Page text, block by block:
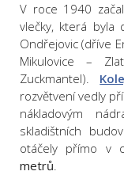
V roce 1940
vlečky, která byla
Ondřejovic (dříve
Mikulovice –
Zuckmantel).
rozvětvení vedly
nákladovým
skladištních
otáčely přímo v
metrů.